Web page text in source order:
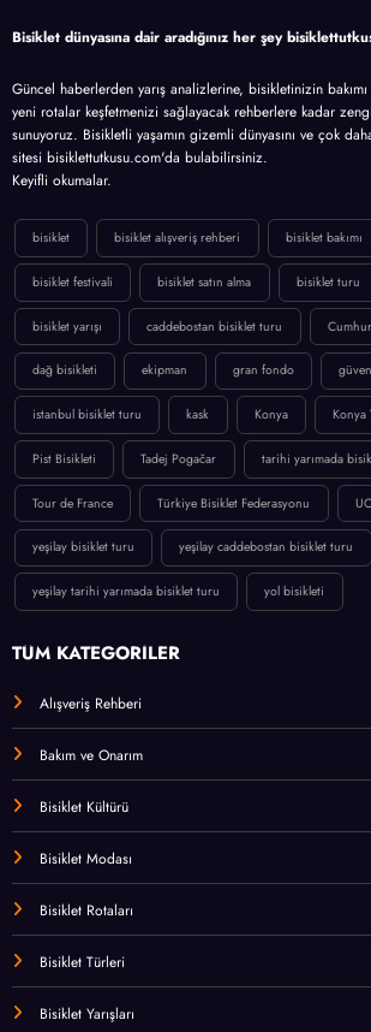
Bisiklet dünyasına dair aradığınız her şey
Güncel haberlerden yarış analizlerine, bisikletinizin
yeni rotalar keşfetmenizi sağlayacak rehberlere kadar
sunuyoruz. Bisikletli yaşamın gizemli dünyasını ve çok
sitesi bisiklettutkusu.com'da bulabilirsiniz.
Keyifli okumalar.
bisiklet bisiklet alışveriş rehberi bisiklet bakımı
bisiklet festivali bisiklet satın alma bisiklet turu
bisiklet yarışı caddebostan bisiklet turu
dağ bisikleti ekipman gran fondo
istanbul bisiklet turu kask Konya Konya
Pist Bisikleti Tadej Pogačar tarihi yarımada
Tour de France Türkiye Bisiklet Federasyonu
yeşilay bisiklet turu yeşilay caddebostan bisiklet turu
yeşilay tarihi yarımada bisiklet turu yol bisikleti
TÜM KATEGORİLER
Alışveriş Rehberi
Bakım ve Onarım
Bisiklet Kültürü
Bisiklet Modası
Bisiklet Rotaları
Bisiklet Türleri
Bisiklet Yarışları